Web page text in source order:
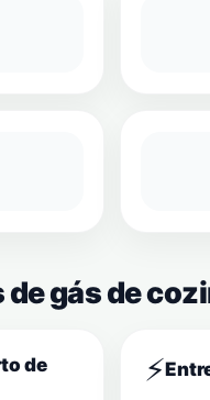
gás de
de
⚡